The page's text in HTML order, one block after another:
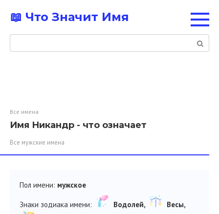
контенту
📖 Что Значит Имя
Поиск:
Все имена
Имя Никандр - что означает
Все мужские имена
Пол имени: мужское
Знаки зодиака имени: Водолей,
Весы,